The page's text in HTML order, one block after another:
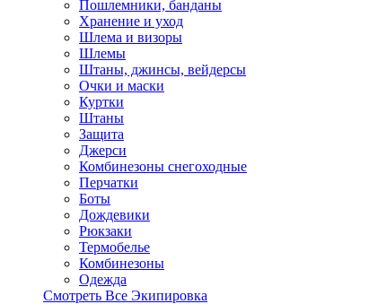
Пошлемники, банданы
Хранение и уход
Шлема и визоры
Шлемы
Штаны, джинсы, вейдерсы
Очки и маски
Куртки
Штаны
Защита
Джерси
Комбинезоны снегоходные
Перчатки
Боты
Дождевики
Рюкзаки
Термобелье
Комбинезоны
Одежда
Смотреть Все Экипировка